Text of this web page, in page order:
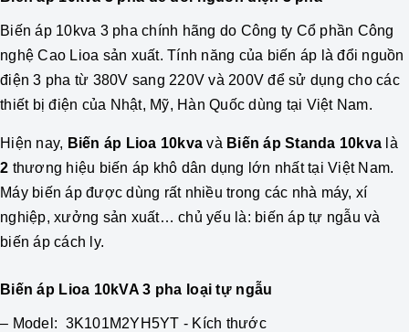
Biến áp 10kva 3 pha chính hãng do Công ty Cổ phần Công
nghệ Cao Lioa sản xuất. Tính năng của biến áp là đổi nguồn
điện 3 pha từ 380V sang 220V và 200V để sử dụng cho các
thiết bị điện của Nhật, Mỹ, Hàn Quốc dùng tại Việt Nam.
Hiện nay, Biến áp Lioa 10kva và Biến áp Standa 10kva là
2 thương hiệu biến áp khô dân dụng lớn nhất tại Việt Nam.
Máy biến áp được dùng rất nhiều trong các nhà máy, xí
nghiệp, xưởng sản xuất… chủ yếu là: biến áp tự ngẫu và
biến áp cách ly.
Biến áp Lioa 10kVA 3 pha loại tự ngẫu
– Model: 3K101M2YH5YT - Kích thước